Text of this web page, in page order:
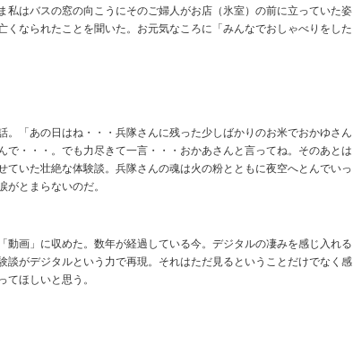
私はバスの窓の向こうにそのご婦人がお店（氷室）の前に立っていた姿
くなられたことを聞いた。お元気なころに「みんなでおしゃべりをした
。「あの日はね・・・兵隊さんに残った少しばかりのお米でおかゆさん
で・・・。でも力尽きて一言・・・おかあさんと言ってね。そのあとは
ていた壮絶な体験談。兵隊さんの魂は火の粉とともに夜空へとんでいっ
とまらないのだ。
動画」に収めた。数年が経過している今。デジタルの凄みを感じ入れる
談がデジタルという力で再現。それはただ見るということだけでなく感
てほしいと思う。